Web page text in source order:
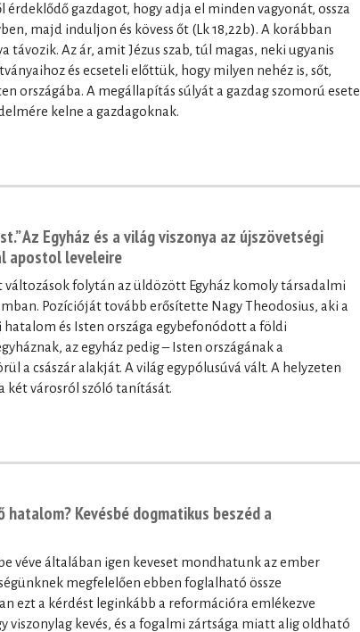
gazdagot, hogy adja el minden vagyonát, ossza
majd induljon és kövess őt (Lk 18,22b). A korábban
Az ár, amit Jézus szab, túl magas, neki ugyanis
és ecseteli előttük, hogy milyen nehéz is, sőt,
országába. A megállapítás súlyát a gazdag szomorú esete
kelne a gazdagoknak.
Az Egyház és a világ viszonya az újszövetségi
apostol leveleire
folytán az üldözött Egyház komoly társadalmi
Pozícióját tovább erősítette Nagy Theodosius, aki a
hatalom és Isten országa egybefonódott a földi
az egyház pedig – Isten országának a
a császár alakját. A világ egypólusúvá vált. A helyzeten
városról szóló tanítását.
Kevésbé dogmatikus beszéd a
véve általában igen keveset mondhatunk az ember
megfelelően ebben foglalható össze
ezt a kérdést leginkább a reformációra emlékezve
viszonylag kevés, és a fogalmi zártsága miatt alig oldható